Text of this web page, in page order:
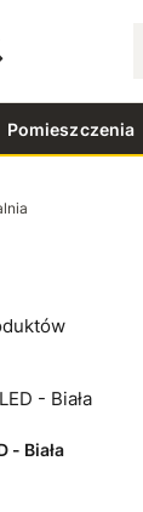
Pomieszczenia
- Biała